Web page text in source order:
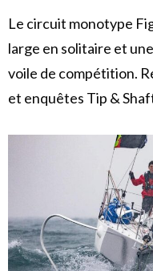
Le circuit monotype
large en solitaire et
voile de compétition.
et enquêtes Tip &